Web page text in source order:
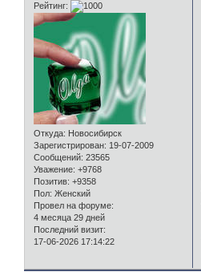
Рейтинг:
Откуда: Новосибирск
Зарегистрирован: 19-07-2009
Сообщений: 23565
Уважение: +9768
Позитив: +9358
Пол: Женский
Провел на форуме:
4 месяца 29 дней
Последний визит:
17-06-2026 17:14:22